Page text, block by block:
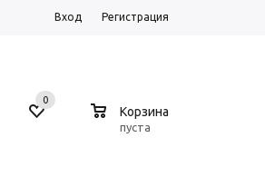
Вход Регистрация
0
Корзина
пуста